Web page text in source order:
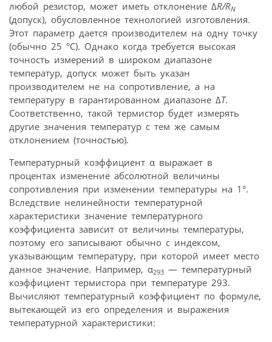
любой резистор, может иметь отклонение ΔR/RN
(допуск), обусловленное технологией изготовления.
Этот параметр дается производителем на одну точку
(обычно 25 °С). Однако когда требуется высокая
точность измерений в широком диапазоне
температур, допуск может быть указан
производителем не на сопротивление, а на
температуру в гарантированном диапазоне ΔT.
Соответственно, такой термистор будет измерять
другие значения температур с тем же самым
отклонением (точностью).
Температурный коэффициент α выражает в
процентах изменение абсолютной величины
сопротивления при изменении температуры на 1°.
Вследствие нелинейности температурной
характеристики значение температурного
коэффициента зависит от величины температуры,
поэтому его записывают обычно с индексом,
указывающим температуру, при которой имеет место
данное значение. Например, α293 — температурный
коэффициент термистора при температуре 293.
Вычисляют температурный коэффициент по формуле,
вытекающей из его определения и выражения
температурной характеристики: